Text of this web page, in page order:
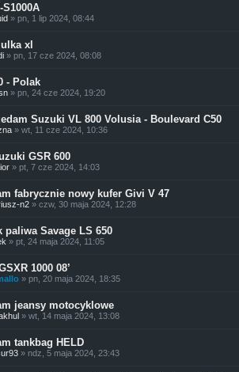
» pn, 1 lip 2024, 08:44
xl
» pn, 17 cze 2024, 08:08
- Polak
» pn, 24 cze 2024, 19:20
Suzuki VL 800 Volusia - Boulevard C50
» wt, 11 cze 2024, 10:36
GSR 600
» pt, 7 cze 2024, 14:03
fabrycznie nowy kufer Givi V 47
n2» czw, 30 maja 2024, 12:28
paliwa Savage LS 650
» pt, 24 maja 2024, 11:05
1000 08’
» pn, 20 maja 2024, 18:35
jeansy motocyklowe
» wt, 14 maja 2024, 13:08
tankbag HELD
» ndz, 5 maja 2024, 23:43